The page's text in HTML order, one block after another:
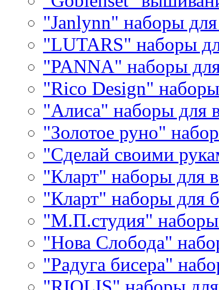
"Janlynn" наборы
"LUTARS" наборы
"PANNA" наборы
"Rico Design"
"Алиса" наборы для
"Золотое руно"
"Сделай своими
"Кларт" наборы для
"Кларт" наборы для
"М.П.студия"
"Нова Слобода"
"Радуга бисера"